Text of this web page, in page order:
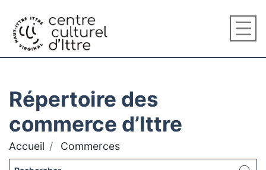
Répertoire des
commerce d’Ittre
Accueil Commerces